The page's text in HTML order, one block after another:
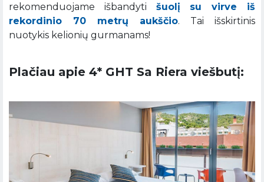
rekomenduojame išbandyti šuolį su virve iš
rekordinio 70 metrų aukščio. Tai išskirtinis
nuotykis kelionių gurmanams!
Plačiau apie 4* GHT Sa Riera viešbutį: